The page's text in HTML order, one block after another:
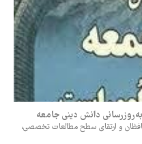
دانش دینی جامعه
و ارتقای سطح مطالعات تخصصی،